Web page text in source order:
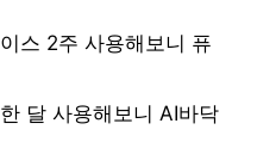
스 2주 사용해보니 퓨
달 사용해보니 AI바닥